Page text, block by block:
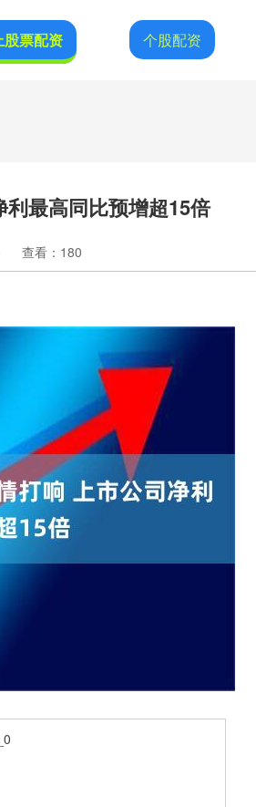
票配资 个股配资
最高同比预增超15倍
查看：180